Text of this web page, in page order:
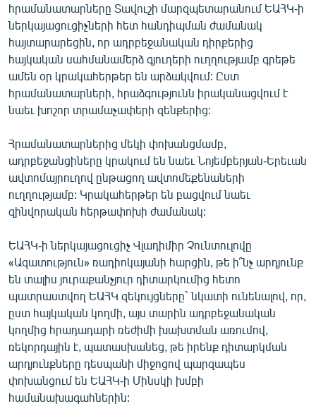
«Ազատության» բոլոր կայքերը
հրամանատարները Տավուշի մարզպետարանում ԵԱՀԿ-ի
ներկայացուցիչների հետ հանդիպման ժամանակ
հայտարարեցին, որ ադրբեջանական դիրքերից
հայկական սահմանամերձ գյուղերի ուղղությամբ գրեթե
ամեն օր կրակահերթեր են արձակվում: Ըստ
հրամանատարների, հրաձգությունն իրականացվում է
նաեւ խոշոր տրամաչափերի զենքերից:
Հրամանատարներից մեկի փոխանցմամբ,
ադրբեջանցիները կրակում են նաեւ Նոյեմբերյան-Երեւան
ավտոմայրուղով ընթացող ավտոմեքենաների
ուղղությամբ: Կրակահերթեր են բացվում նաեւ
զինվորական հերթափոխի ժամանակ:
ԵԱՀԿ-ի ներկայացուցիչ Վլադիմիր Չունտուլովը
«Ազատություն» ռադիոկայանի հարցին, թե ի՞նչ արդյունք
են տալիս յուրաքանչյուր դիտարկումից հետո
պատրաստվող ԵԱՀԿ զեկույցները` նկատի ունենալով, որ,
ըստ հայկական կողմի, այս տարին ադրբեջանական
կողմից հրադադարի ռեժիմի խախտման առումով,
ռեկորդային է, պատասխանեց, թե իրենք դիտարկման
արդյունքները դեսպանի միջոցով պարզապես
փոխանցում են ԵԱՀԿ-ի Մինսկի խմբի
համանախագահներին: